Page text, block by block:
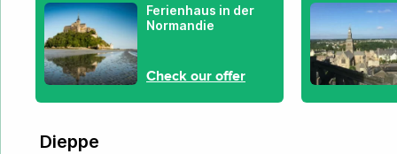
Ferienhaus in der
Normandie
Check our offer
Dieppe